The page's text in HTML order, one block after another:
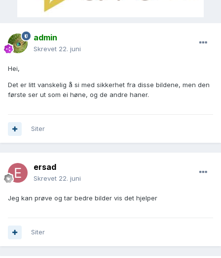
admin
Skrevet 22. juni
Hei,
Det er litt vanskelig å si med sikkerhet fra disse bildene, men den
første ser ut som ei høne, og de andre haner.
Siter
ersad
Skrevet 22. juni
Jeg kan prøve og tar bedre bilder vis det hjelper
Siter